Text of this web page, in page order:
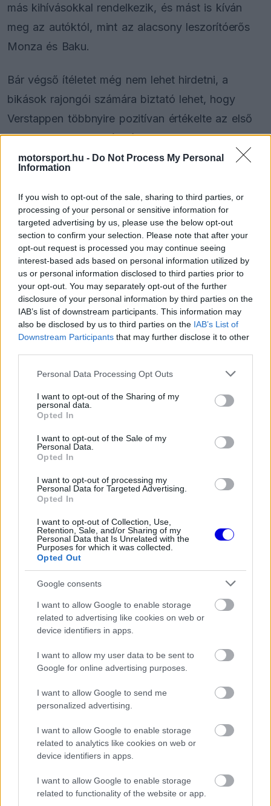
motorsport.hu - Do Not Process My Personal
Information
If you wish to opt-out of the sale, sharing to third parties, or
processing of your personal or sensitive information for
targeted advertising by us, please use the below opt-out
section to confirm your selection. Please note that after your
opt-out request is processed you may continue seeing
interest-based ads based on personal information utilized by
us or personal information disclosed to third parties prior to
your opt-out. You may separately opt-out of the further
disclosure of your personal information by third parties on the
IAB’s list of downstream participants. This information may
also be disclosed by us to third parties on the IAB’s List of
Downstream Participants that may further disclose it to other
Please note that this website/app uses one or more Google
not limited to your visit or usage behaviour. You may click to
grant or deny consent to Google and its third-party tags to
use your data for below specified purposes in below Google
consent section.
Personal Data Processing Opt Outs
I want to opt-out of the Sharing of my
personal data.
Opted In
I want to opt-out of the Sale of my
Personal Data.
Opted In
I want to opt-out of processing my
Personal Data for Targeted Advertising.
Opted In
I want to opt-out of Collection, Use,
Retention, Sale, and/or Sharing of my
Personal Data that Is Unrelated with the
Purposes for which it was collected.
Opted Out
Google consents
I want to allow Google to enable storage
related to advertising like cookies on web or
device identifiers in apps.
I want to allow my user data to be sent to
Google for online advertising purposes.
I want to allow Google to send me
personalized advertising.
I want to allow Google to enable storage
related to analytics like cookies on web or
device identifiers in apps.
I want to allow Google to enable storage
related to functionality of the website or app.
más kihívásokkal rendelkezik, és mást is kíván
meg az autóktól, mint az alacsony leszorítóerős
Monza és Baku.
Bár végső ítéletet még nem lehet hirdetni, a
bikások rajongói számára biztató lehet, hogy
Verstappen többnyire pozitívan értékelte az első
napjukat. „Az FP1 elég jól indult. Viszonylag
hamar fel tudtuk venni a ritmust, és az autó sem
hétvégére, ahol nem voltak komoly gondjaink.”
Video
Player
is
loading.
This
is
a
modal
window.
The media could not be loaded, either because
the server or network failed or because the format
is not supported.
„A második edzés folyamán aztán kipróbáltunk
néhány dolgot, melyek közül egyesek jól
optimalizálni őket. Összességében egészen
több tempóra lesz szükség, ha holnap az élen
akarunk küzdeni.”
EZEKET IS AJÁNLJUK
FORMA-1
Különös szövetség segítheti
Esteban Ocon Aston Martinhoz
igazolását
FORMA-1
Rendkívül okos döntést hozott az
FORMA-1
Mélypontról mentené meg F1-es
projektjét a Honda a sokkoló